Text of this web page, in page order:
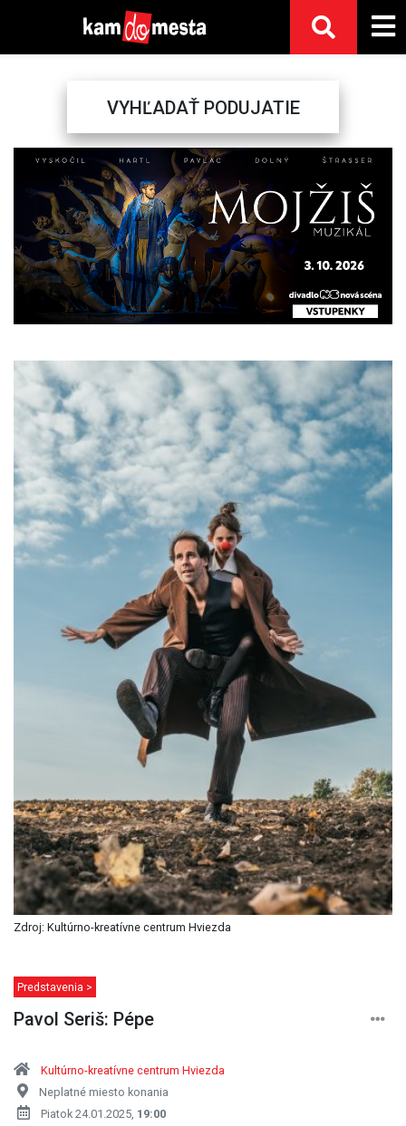
VYHĽADAŤ PODUJATIE
Previous
Zdroj: Kultúrno-kreatívne centrum Hviezda
Predstavenia >
Pavol Seriš: Pépe
Kultúrno-kreatívne centrum Hviezda
Neplatné miesto konania
Piatok 24.01.2025, 19:00